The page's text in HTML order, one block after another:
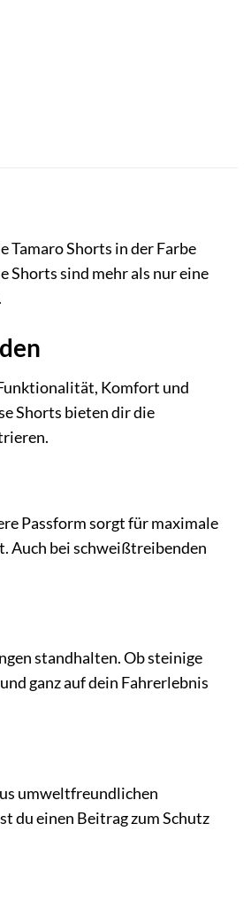
Tamaro Shorts in der Farbe
Shorts sind mehr als nur eine
Komfort und
Shorts bieten dir die
Passform sorgt für maximale
Auch bei schweißtreibenden
standhalten. Ob steinige
ganz auf dein Fahrerlebnis
umweltfreundlichen
du einen Beitrag zum Schutz